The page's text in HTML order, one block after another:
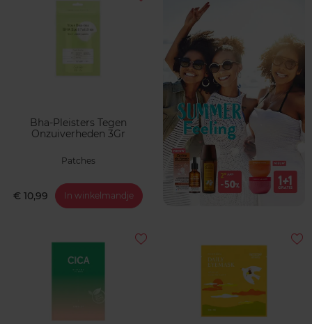
Bha-Pleisters Tegen
Onzuiverheden 3Gr
Patches
€ 10,99 In winkelmandje